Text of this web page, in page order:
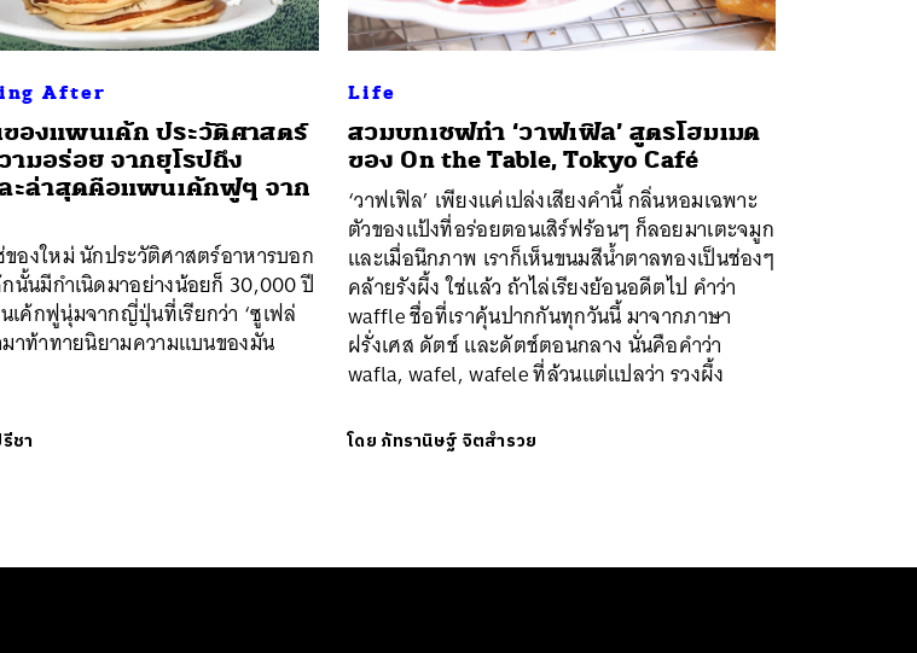
After
องแพนเค้ก ประวัติศาสตร์
ามอร่อย จากยุโรปถึง
ละล่าสุดคือแพนเค้กฟูๆ จาก
องใหม่ นักประวัติศาสตร์อาหารบอก
กนั้นมีกำเนิดมาอย่างน้อยก็ 30,000 ปี
ค้กฟูนุ่มจากญี่ปุ่นที่เรียกว่า ‘ซูเฟล่
มาท้าทายนิยามความแบนของมัน
ชา
Life
​สวมบทเชฟทำ ‘วาฟเฟิล’ สูตรโฮมเมด
ของ On the Table, Tokyo Café
‘วาฟเฟิล’ เพียงแค่เปล่งเสียงคำนี้ กลิ่นหอมเฉพาะ
ตัวของแป้งที่อร่อยตอนเสิร์ฟร้อนๆ ก็ลอยมาเตะจมูก
และเมื่อนึกภาพ เราก็เห็นขนมสีน้ำตาลทองเป็นช่องๆ
คล้ายรังผึ้ง ใช่แล้ว ถ้าไล่เรียงย้อนอดีตไป คำว่า
waffle ชื่อที่เราคุ้นปากกันทุกวันนี้ มาจากภาษา
ฝรั่งเศส ดัตช์ และดัตช์ตอนกลาง นั่นคือคำว่า
wafla, wafel, wafele ที่ล้วนแต่แปลว่า รวงผึ้ง
โดย ภัทรานิษฐ์ จิตสำรวย